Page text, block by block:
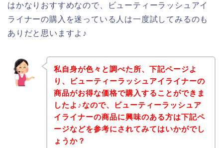
はかなりおすすめなので、ビューティーラッシュアイ
ライナーの購入を迷っている人は一度試してみるのも
ありだと思いますよ♪
私自身が色々と調べた所、下記ページよ
り、ビューティーラッシュアイライナーの
商品がお得な価格で購入することができま
したよ♪なので、ビューティーラッシュア
イライナーの商品に興味のある方は下記ペ
ージなどを参考にされてみてはいかがでし
ょうか？